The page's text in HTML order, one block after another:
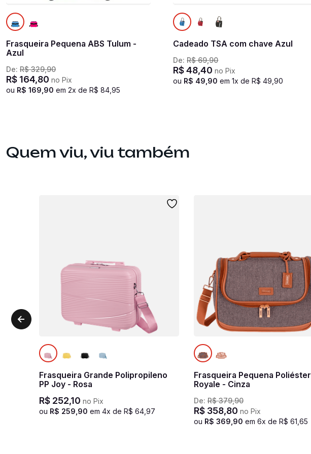
Frasqueira Pequena ABS Tulum -
Azul
De: R$ 329,90
R$ 164,80 no Pix
ou R$ 169,90 em 2x de R$ 84,95
Cadeado TSA com chave Azul
De:R$ 69,90
R$ 48,40 no Pix
ou R$ 49,90 em1x de R$ 49,90
Quem viu, viu também
Frasqueira Grande Polipropileno
PP Joy - Rosa
R$ 252,10 no Pix
ou R$ 259,90 em 4x de R$ 64,97
Frasqueira Pequena Poliéster
Royale - Cinza
De:R$ 379,90
R$ 358,80 no Pix
ou R$ 369,90 em 6x de R$ 61,65